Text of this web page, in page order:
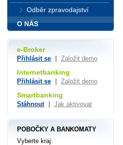
Odběr zpravodajství
O NÁS
e-Broker
Přihlásit se Založit demo
Internetbanking
Přihlásit se Založit demo
Smartbanking
Stáhnout Jak aktivovat
POBOČKY A BANKOMATY
Vyberte kraj: